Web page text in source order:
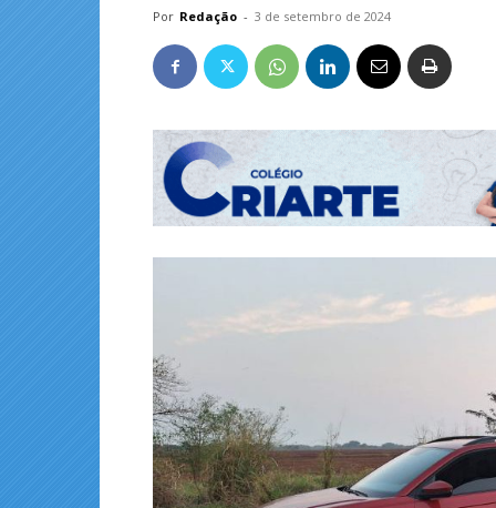
Por Redação - 3 de setembro de 2024